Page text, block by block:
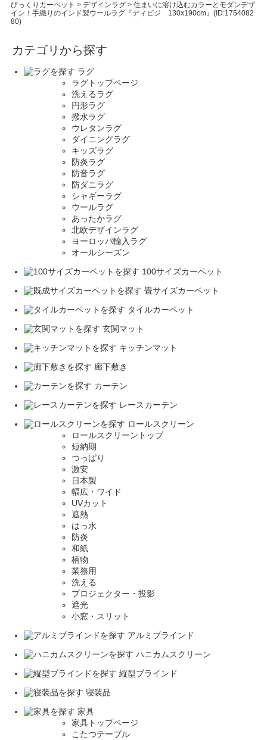
びっくりカーペット > デザインラグ> 住まいに溶け込むカラーとモダンデザ
イン！手織りのインド製ウールラグ『ディビジ 130x190cm』(ID:1754082
80)
カテゴリから探す
ラグ
ラグトップページ
洗えるラグ
円形ラグ
撥水ラグ
ウレタンラグ
ダイニングラグ
キッズラグ
防炎ラグ
防音ラグ
防ダニラグ
シャギーラグ
ウールラグ
あったかラグ
北欧デザインラグ
ヨーロッパ輸入ラグ
オールシーズン
100サイズカーペット
畳サイズカーペット
タイルカーペット
玄関マット
キッチンマット
廊下敷き
カーテン
レースカーテン
ロールスクリーン
ロールスクリーントップ
短納期
つっぱり
激安
日本製
幅広・ワイド
UVカット
遮熱
はっ水
防炎
和紙
柄物
業務用
洗える
プロジェクター・投影
遮光
小窓・スリット
アルミブラインド
ハニカムスクリーン
縦型ブラインド
寝装品
家具
家具トップページ
こたつテーブル